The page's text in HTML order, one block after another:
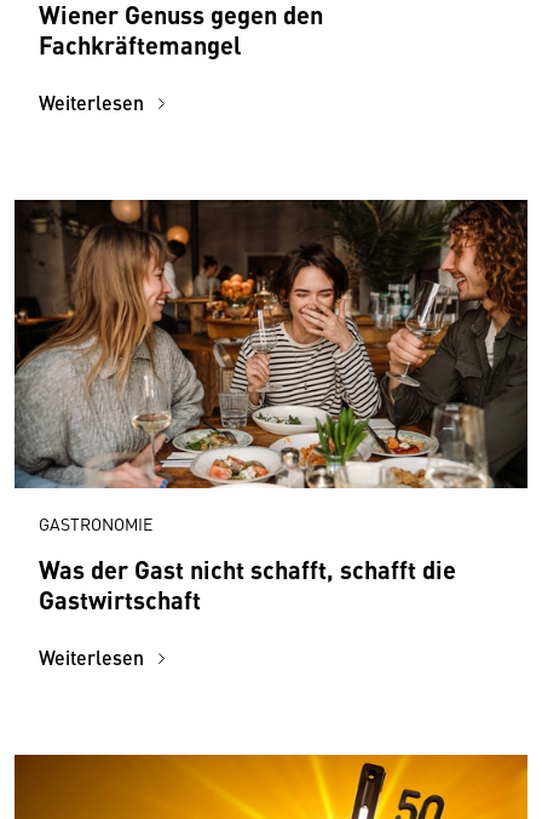
Wiener Genuss gegen den
Fachkräftemangel
Weiterlesen
GASTRONOMIE
Was der Gast nicht schafft, schafft die
Gastwirtschaft
Weiterlesen